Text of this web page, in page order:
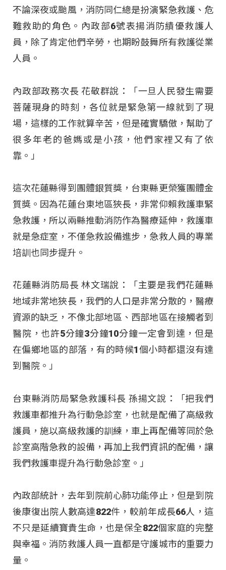
不論深夜或颱風，消防同仁總是扮演緊急救護、危
難救助的角色。內政部6號表揚消防績優救護人
員，除了肯定他們辛勞，也期盼鼓舞所有救護從業
人員。
內政部政務次長 花敬群說：「一旦人民發生需要
菩薩現身的時刻，各位就是緊急第一線就到了現
場，這樣的工作就算辛苦，但是確實驕傲，幫助了
很多年老的爸媽或是小孩，他們家裡又有了依
靠。」
這次花蓮縣得到團體銀質獎，台東縣更榮獲團體金
質獎。因為花蓮台東地區狹長，非常仰賴救護車緊
急救護，所以兩縣推動消防作為醫療延伸，救護車
就是急症室，不僅急救設備進步，急救人員的專業
培訓也同步提升。
花蓮縣消防局長 林文瑞說：「主要是我們花蓮縣
地域非常地狹長，我們的人口是非常分散的，醫療
資源的缺乏，不像北部地區、西部地區在接觸者到
醫院，也許5分鐘3分鐘10分鐘一定會到達，但是
在偏鄉地區的部落，有的時候1個小時都還沒有達
到醫院。」
台東縣消防局緊急救護科長 孫揚文說：「把我們
救護車都推升為行動急診室，也就是配備了高級救
護員，施以高級救護的訓練，車上再配備等同於急
診室高階急救的設備，再加上我們資訊的配備，讓
我們救護車提升為行動急診室。」
內政部統計，去年到院前心肺功能停止，但是到院
後康復出院人數高達822件，較前年成長66人，這
不只是延續寶貴生命，也是保全822個家庭的完整
與幸福。消防救護人員一直都是守護城市的重要力
量。